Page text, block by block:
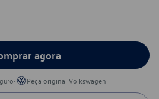
agora
• Peça original Volkswagen